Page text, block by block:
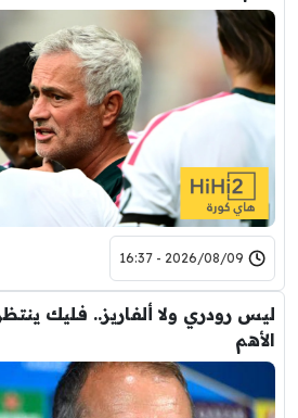
2026/08/09 - 16:37
ليس رودري ولا ألفاريز.. فليك
الأهم